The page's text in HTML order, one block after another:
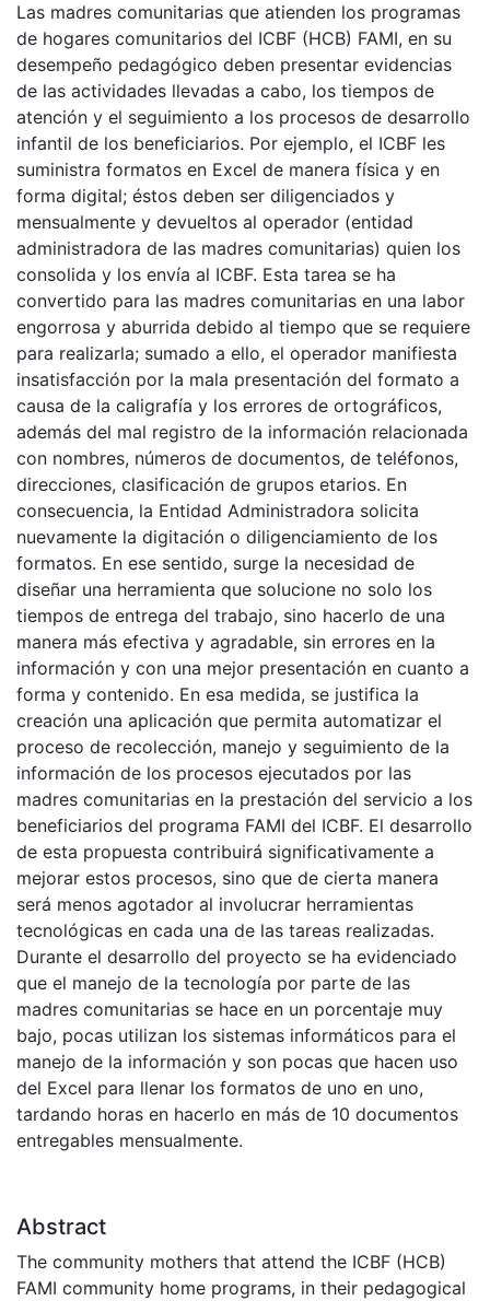
Las madres comunitarias que atienden los programas
de hogares comunitarios del ICBF (HCB) FAMI, en su
desempeño pedagógico deben presentar evidencias
de las actividades llevadas a cabo, los tiempos de
atención y el seguimiento a los procesos de desarrollo
infantil de los beneficiarios. Por ejemplo, el ICBF les
suministra formatos en Excel de manera física y en
forma digital; éstos deben ser diligenciados y
mensualmente y devueltos al operador (entidad
administradora de las madres comunitarias) quien los
consolida y los envía al ICBF. Esta tarea se ha
convertido para las madres comunitarias en una labor
engorrosa y aburrida debido al tiempo que se requiere
para realizarla; sumado a ello, el operador manifiesta
insatisfacción por la mala presentación del formato a
causa de la caligrafía y los errores de ortográficos,
además del mal registro de la información relacionada
con nombres, números de documentos, de teléfonos,
direcciones, clasificación de grupos etarios. En
consecuencia, la Entidad Administradora solicita
nuevamente la digitación o diligenciamiento de los
formatos. En ese sentido, surge la necesidad de
diseñar una herramienta que solucione no solo los
tiempos de entrega del trabajo, sino hacerlo de una
manera más efectiva y agradable, sin errores en la
información y con una mejor presentación en cuanto a
forma y contenido. En esa medida, se justifica la
creación una aplicación que permita automatizar el
proceso de recolección, manejo y seguimiento de la
información de los procesos ejecutados por las
madres comunitarias en la prestación del servicio a los
beneficiarios del programa FAMI del ICBF. El desarrollo
de esta propuesta contribuirá significativamente a
mejorar estos procesos, sino que de cierta manera
será menos agotador al involucrar herramientas
tecnológicas en cada una de las tareas realizadas.
Durante el desarrollo del proyecto se ha evidenciado
que el manejo de la tecnología por parte de las
madres comunitarias se hace en un porcentaje muy
bajo, pocas utilizan los sistemas informáticos para el
manejo de la información y son pocas que hacen uso
del Excel para llenar los formatos de uno en uno,
tardando horas en hacerlo en más de 10 documentos
entregables mensualmente.
Abstract
The community mothers that attend the ICBF (HCB)
FAMI community home programs, in their pedagogical